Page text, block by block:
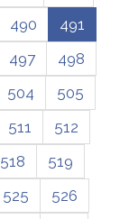
490
491
497
498
504
505
511
512
518
519
525
526